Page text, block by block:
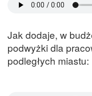
Jak dodaje, w
podwyżki dla
podległych miastu: